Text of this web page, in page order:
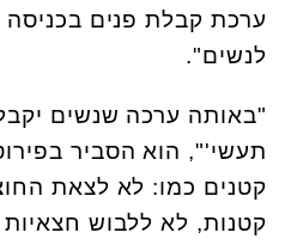
ערכת קבלת פנים בכניסה
לנשים".
"באותה ערכה שנשים
תעשי'", הוא הסביר
קטנים כמו: לא לצאת
קטנות, לא ללבוש חצאיות